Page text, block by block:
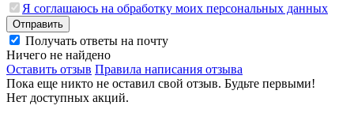
Я соглашаюсь на обработку моих персональных данных
Отправить
Получать ответы на почту
Ничего не найдено
Оставить отзыв Правила написания отзыва
Пока еще никто не оставил свой отзыв. Будьте первыми!
Нет доступных акций.